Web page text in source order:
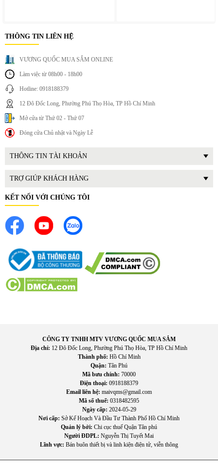
THÔNG TIN LIÊN HỆ
VƯƠNG QUỐC MUA SẮM ONLINE
Làm việc từ 08h00 - 18h00
Hotline: 0918188379
12 Đô Đốc Long, Phường Phú Thọ Hòa, TP Hồ Chí Minh
Mở cửa từ Thứ 02 - Thứ 07
Đóng cửa Chủ nhật và Ngày Lễ
THÔNG TIN TÀI KHOẢN
TRỢ GIÚP KHÁCH HÀNG
KẾT NỐI VỚI CHÚNG TÔI
CÔNG TY TNHH MTV VƯƠNG QUỐC MUA SẮM
Địa chỉ: 12 Đô Đốc Long, Phường Phú Thọ Hòa, TP Hồ Chí Minh
Thành phố: Hồ Chí Minh
Quận: Tân Phú
Mã bưu chính: 70000
Điện thoại: 0918188379
Email liên hệ: maivqms@gmail.com
Mã số thuế: 0318482595
Ngày cấp: 2024-05-29
Nơi cấp: Sở Kế Hoạch Và Đầu Tư Thành Phố Hồ Chí Minh
Quản lý bởi: Chi cục thuế Quận Tân phú
Người ĐDPL: Nguyễn Thị Tuyết Mai
Lĩnh vực: Bán buôn thiết bị và linh kiện điện tử, viễn thông